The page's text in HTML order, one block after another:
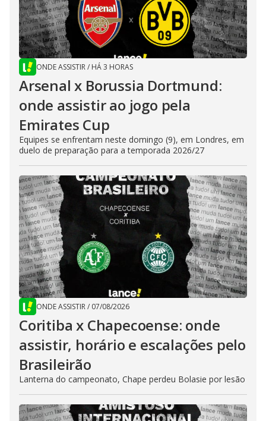
ONDE ASSISTIR/ HÁ 3 HORAS
Arsenal x Borussia Dortmund:
onde assistir ao jogo pela
Emirates Cup
Equipes se enfrentam neste domingo (9), em Londres, em
duelo de preparação para a temporada 2026/27
ONDE ASSISTIR/ 07/08/2026
Coritiba x Chapecoense: onde
assistir, horário e escalações pelo
Brasileirão
Lanterna do campeonato, Chape perdeu Bolasie por lesão